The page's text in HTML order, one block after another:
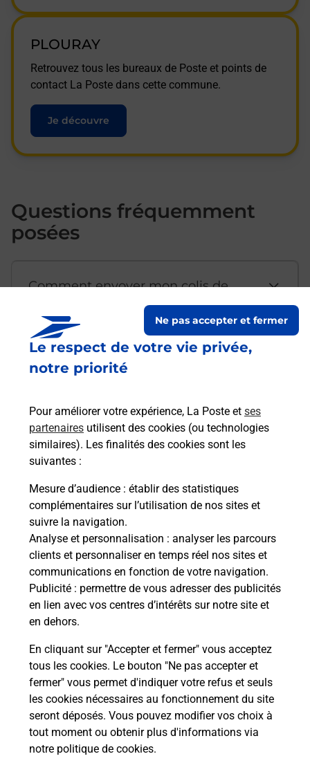
Le respect de votre vie privée,
notre priorité
Pour améliorer votre expérience, La Poste et ses
partenaires utilisent des cookies (ou technologies
similaires). Les finalités des cookies sont les
suivantes :
Mesure d’audience : établir des statistiques
complémentaires sur l’utilisation de nos sites et
suivre la navigation.
Analyse et personnalisation : analyser les parcours
clients et personnaliser en temps réel nos sites et
communications en fonction de votre navigation.
Publicité : permettre de vous adresser des publicités
en lien avec vos centres d’intérêts sur notre site et
en dehors.
En cliquant sur "Accepter et fermer" vous acceptez
tous les cookies. Le bouton "Ne pas accepter et
fermer" vous permet d'indiquer votre refus et seuls
les cookies nécessaires au fonctionnement du site
seront déposés. Vous pouvez modifier vos choix à
tout moment ou obtenir plus d'informations via
notre politique de cookies.
Ne pas accepter et fermer
PLOURAY
Retrouvez tous les bureaux de Poste et points de
contact La Poste dans cette commune.
Je découvre
Questions fréquemment
posées
Comment envoyer mon colis de
Est-il possible d’acheter un
emballage directement depuis un
Comment demander une
modification de livraison ?
Comment La Poste participe-t-elle
à votre sécurité au quotidien ?
Puis-je passer mon code de la route
avec La Poste et sous quelles
conditions ?
Localiser Liste Morbihan LE CROISTY